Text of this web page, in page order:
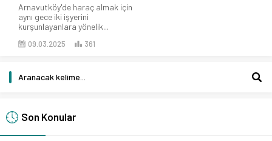
Arnavutköy'de haraç almak için
aynı gece iki işyerini
kurşunlayanlara yönelik...
09.03.2025 361
Son Konular